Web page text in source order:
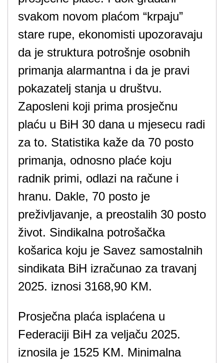
svakom novom plaćom “krpaju”
stare rupe, ekonomisti upozoravaju
da je struktura potrošnje osobnih
primanja alarmantna i da je pravi
pokazatelj stanja u društvu.
Zaposleni koji prima prosječnu
plaću u BiH 30 dana u mjesecu radi
za to. Statistika kaže da 70 posto
primanja, odnosno plaće koju
radnik primi, odlazi na račune i
hranu. Dakle, 70 posto je
preživljavanje, a preostalih 30 posto
život. Sindikalna potrošačka
košarica koju je Savez samostalnih
sindikata BiH izračunao za travanj
2025. iznosi 3168,90 KM.
Prosječna plaća isplaćena u
Federaciji BiH za veljaču 2025.
iznosila je 1525 KM. Minimalna